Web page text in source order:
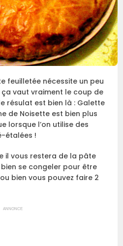
feuilletée nécessite un peu
vaut vraiment le coup de
résulat est bien là : Galette
de Noisette est bien plus
lorsque l’on utilise des
étalées !
il vous restera de la pâte
se congeler pour être
bien vous pouvez faire 2
ANNONCE